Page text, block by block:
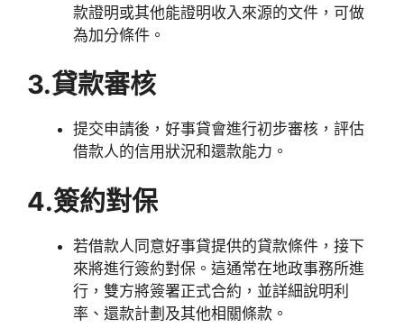
款證明或其他能證明收入來源的文件，可做
為加分條件。
3.貸款審核
提交申請後，好事貸會進行初步審核，評估
借款人的信用狀況和還款能力。
4.簽約對保
若借款人同意好事貸提供的貸款條件，接下
來將進行簽約對保。這通常在地政事務所進
行，雙方將簽署正式合約，並詳細說明利
率、還款計劃及其他相關條款。